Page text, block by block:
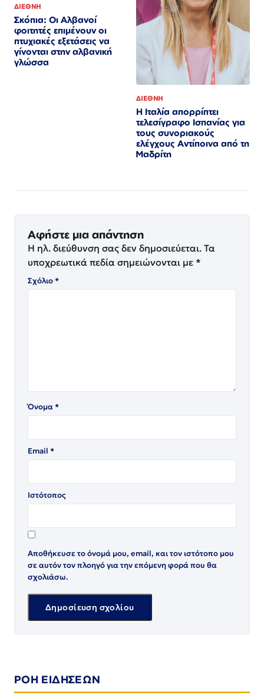
ΔΙΕΘΝΗ
Σκόπια: Οι Αλβανοί
φοιτητές επιμένουν οι
πτυχιακές εξετάσεις να
γίνονται στην αλβανική
γλώσσα
ΔΙΕΘΝΗ
Η Ιταλία απορρίπτει
τελεσίγραφο Ισπανίας για
τους συνοριακούς
ελέγχους Αντίποινα από τη
Μαδρίτη
Αφήστε μια απάντηση
Η ηλ. διεύθυνση σας δεν δημοσιεύεται. Τα
υποχρεωτικά πεδία σημειώνονται με *
Σχόλιο*
Όνομα*
Email *
Ιστότοπος
Αποθήκευσε το όνομά μου, email, και τον ιστότοπο μου
σε αυτόν τον πλοηγό για την επόμενη φορά που θα
σχολιάσω.
ΡΟΗ ΕΙΔΗΣΕΩΝ